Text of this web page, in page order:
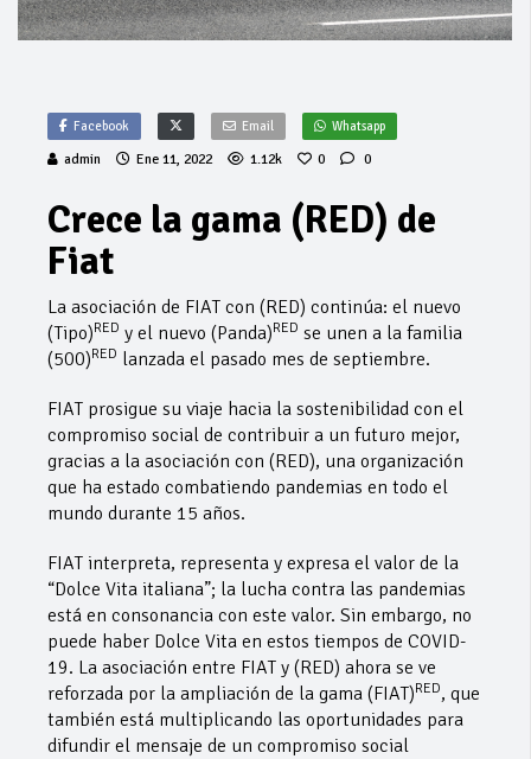
Facebook Email Whatsapp
admin Ene 11, 2022 1.12k 0 0
Crece la gama (RED) de
Fiat
La asociación de FIAT con (RED) continúa: el nuevo
(Tipo)RED y el nuevo (Panda)RED se unen a la familia
(500)RED lanzada el pasado mes de septiembre.
FIAT prosigue su viaje hacia la sostenibilidad con el
compromiso social de contribuir a un futuro mejor,
gracias a la asociación con (RED), una organización
que ha estado combatiendo pandemias en todo el
mundo durante 15 años.
FIAT interpreta, representa y expresa el valor de la
“Dolce Vita italiana”; la lucha contra las pandemias
está en consonancia con este valor. Sin embargo, no
puede haber Dolce Vita en estos tiempos de COVID-
19. La asociación entre FIAT y (RED) ahora se ve
reforzada por la ampliación de la gama (FIAT)RED, que
también está multiplicando las oportunidades para
difundir el mensaje de un compromiso social